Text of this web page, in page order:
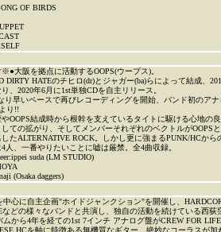
OF BIRDS
大阪を拠点に活動するOOPS(ウープス)。
DIRTY HATEのチヒロ(dr)とジャガー(ba)らによって結成、
、2020年6月に1st単独CDを自主リリース。
り早いペースで再びレコーディングを開始、バンド初のア
り!!
やOOPS結成時から根幹を支えているタイトに駆ける心地の
しての拡がり、そしてメンバーそれぞれのベクトルがOOPS
たALTERNATIVE ROCK。しかし更に強まるPUNK/HCから
人、一番やりたいことに嘘は厳禁。全4曲収録。
suda (LM STUDIO)
(Osaka daggers)
中心に自主企画"ホイドジャンクション"を開催し、
などの様々なバンドと共演し、独自の活動を続けている西
ムから4年を経ての1st 7インチ アナログ盤がCREW FOR
HCを軸に特徴ある無機質なギター、絶妙なコーラスが